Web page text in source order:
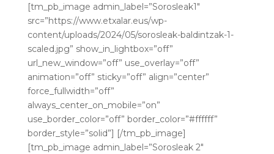
[tm_pb_image admin_label=”Sorosleak1″
src=”https://www.etxalar.eus/wp-
content/uploads/2024/05/sorosleak-baldintzak-1-
scaled.jpg” show_in_lightbox=”off”
url_new_window=”off” use_overlay=”off”
animation=”off” sticky=”off” align=”center”
force_fullwidth=”off”
always_center_on_mobile=”on”
use_border_color=”off” border_color=”#ffffff”
border_style=”solid”] [/tm_pb_image]
[tm_pb_image admin_label=”Sorosleak 2″